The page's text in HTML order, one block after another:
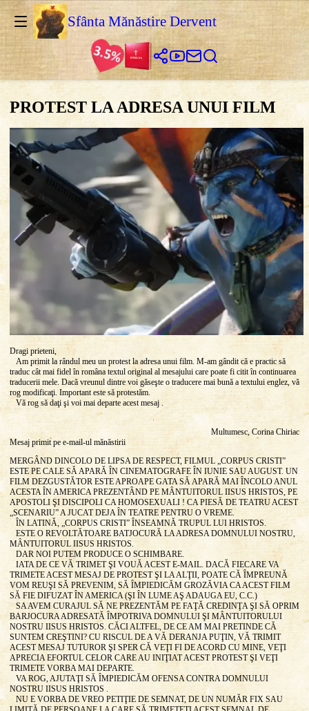
Sfânta Mănăstire Dervent
PROTEST LA ADRESA UNUI FILM
Dragi prieteni,
Am primit la rândul meu un protest la adresa unui film. M-am gândit că e practic să
traduc cât mai fidel în româna textul original al mesajului care poate fi citit în continuarea
traducerii mele. Dacă vreunul dintre voi găseşte o traducere mai bună a textului englez, vă
rog modificaţi. Important este să protestăm.
Vă rog să daţi şi voi mai departe acest mesaj .
Multumesc, Corina Chiriac
Mesaj primit pe e-mail-ul mănăstirii
MERGÂND DINCOLO DE LIPSA DE RESPECT, FILMUL „CORPUS CRISTI”
ESTE PE CALE SĂ APARĂ ÎN CINEMATOGRAFE ÎN IUNIE SAU AUGUST. UN
FILM DEZGUSTĂTOR ESTE APROAPE GATA SĂ APARĂ MAI ÎNCOLO ANUL
ACESTA ÎN AMERICA PREZENTÂND PE MÂNTUITORUL IISUS HRISTOS, PE
APOSTOLI ŞI DISCIPOLI CA HOMOSEXUALI ! CA PIESĂ DE TEATRU ACEST
„SCENARIU” A JUCAT DEJA ÎN TEATRE PENTRU O VREME.
ÎN LATINĂ, „CORPUS CRISTI” ÎNSEAMNĂ TRUPUL LUI HRISTOS.
ESTE O REVOLTĂTOARE BATJOCURĂ LA ADRESA DOMNULUI NOSTRU,
MÂNTUITORUL IISUS HRISTOS.
DAR NOI PUTEM PRODUCE O SCHIMBARE.
IATA DE CE VĂ TRIMET ŞI VOUĂ ACEST E-MAIL. DACĂ FIECARE VA
TRIMETE ACEST MESAJ DE PROTEST ŞI LA ALŢII, POATE CĂ ÎMPREUNĂ
VOM REUŞI SĂ PREVENIM, SĂ ÎMPIEDICĂM GROZĂVIA CA ACEST FILM
SĂ FIE DIFUZAT ÎN AMERICA (ŞI ÎN LUME AŞ ADAUGA EU, C.C.)
SA AVEM CURAJUL SĂ NE PREZENTĂM PE FAŢĂ CREDINŢA ŞI SĂ OPRIM
BARJOCURA ADRESATĂ ÎMPOTRIVA DOMNULUI ŞI MÂNTUITORULUI
NOSTRU IISUS HRISTOS. CĂCI ALTFEL, DE CE AM MAI PRETINDE CĂ
SUNTEM CREŞTINI? CU RISCUL DE A VĂ DERANJA PUŢIN, VĂ TRIMIT
ACEST MESAJ TUTUROR ŞI SPER CĂ VEŢI FI DE ACORD CU MINE, VEŢI
APRECIA EFORTUL CELOR CARE AU INIŢIAT ACEST PROTEST ŞI VEŢI
TRIMETE VORBA MAI DEPARTE.
VA ROG, AJUTAŢI SĂ ÎMPIEDICĂM OFENSA CONTRA DOMNULUI
NOSTRU IISUS HRISTOS .
NU E VORBA DE VREO PETIŢIE DE SEMNAT, DE UN NUMĂR FIX SAU